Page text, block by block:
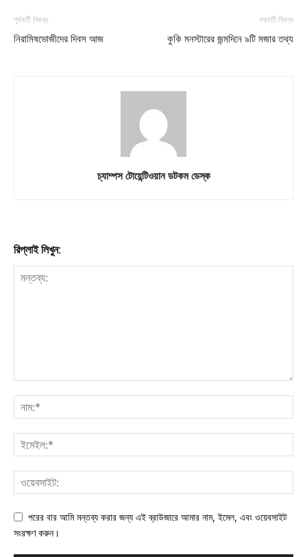
পূর্ববর্তী নিবন্ধ
নিরামিষভোজীদের দিবস আজ
পরবর্তী নিবন্ধ
কুকি মনস্টারের জন্মদিনে ৯টি মজার তথ্য
চ্যাম্পস টোয়েন্টিওয়ান ডটকম ডেস্ক
রিপ্লাই লিখুন:
পরের বার আমি মন্তব্য করার জন্য এই ব্রাউজারে আমার নাম, ইমেল, এবং ওয়েবসাইট
সংরক্ষণ করুন।